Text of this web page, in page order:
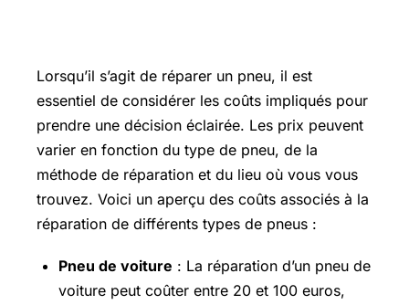
Lorsqu’il s’agit de réparer un pneu, il est
essentiel de considérer les coûts impliqués pour
prendre une décision éclairée. Les prix peuvent
varier en fonction du type de pneu, de la
méthode de réparation et du lieu où vous vous
trouvez. Voici un aperçu des coûts associés à la
réparation de différents types de pneus :
Pneu de voiture : La réparation d’un pneu de
voiture peut coûter entre 20 et 100 euros,